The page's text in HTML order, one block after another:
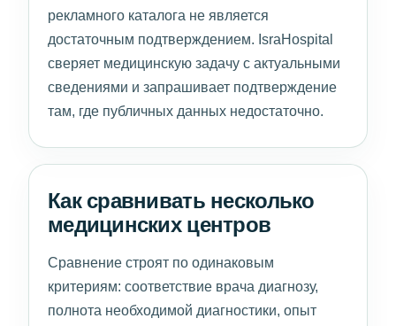
рекламного каталога не является
достаточным подтверждением. IsraHospital
сверяет медицинскую задачу с актуальными
сведениями и запрашивает подтверждение
там, где публичных данных недостаточно.
Как сравнивать несколько
медицинских центров
Сравнение строят по одинаковым
критериям: соответствие врача диагнозу,
полнота необходимой диагностики, опыт